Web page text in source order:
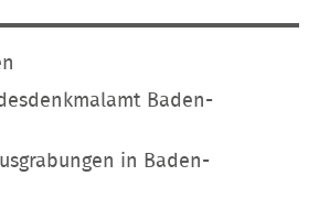
Baden-
in Baden-